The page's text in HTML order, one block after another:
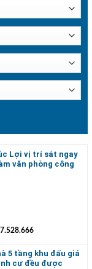
Lợi vị trí sát ngay
văn phòng công
5 tầng khu đấu giá
cư đều được